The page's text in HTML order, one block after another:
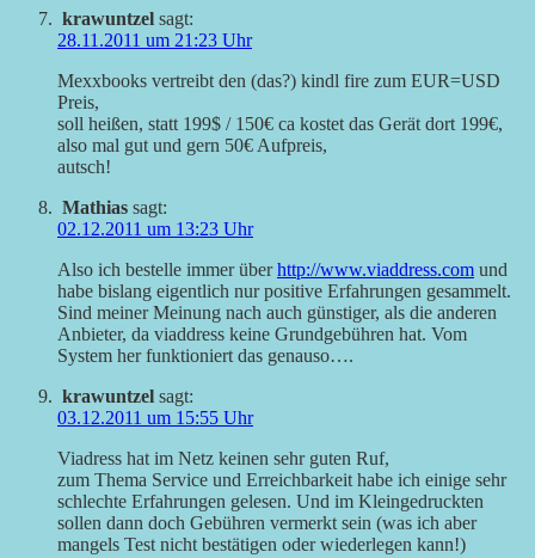
krawuntzel sagt:
28.11.2011 um 21:23 Uhr
Mexxbooks vertreibt den (das?) kindl fire zum EUR=USD
Preis,
soll heißen, statt 199$ / 150€ ca kostet das Gerät dort 199€,
also mal gut und gern 50€ Aufpreis,
autsch!
Mathias sagt:
02.12.2011 um 13:23 Uhr
Also ich bestelle immer überhttp://www.viaddress.com und
habe bislang eigentlich nur positive Erfahrungen gesammelt.
Sind meiner Meinung nach auch günstiger, als die anderen
Anbieter, da viaddress keine Grundgebühren hat. Vom
System her funktioniert das genauso….
krawuntzel sagt:
03.12.2011 um 15:55 Uhr
Viadress hat im Netz keinen sehr guten Ruf,
zum Thema Service und Erreichbarkeit habe ich einige sehr
schlechte Erfahrungen gelesen. Und im Kleingedruckten
sollen dann doch Gebühren vermerkt sein (was ich aber
mangels Test nicht bestätigen oder wiederlegen kann!)